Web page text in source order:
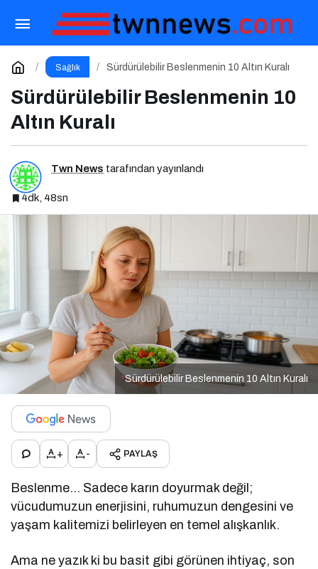
Sağlık Sürdürülebilir Beslenmenin 10 Altın Kuralı
Sürdürülebilir Beslenmenin 10
Altın Kuralı
Twn News tarafından yayınlandı
4dk, 48sn
Sürdürülebilir Beslenmenin 10 Altın Kuralı
+ - PAYLAŞ
Beslenme… Sadece karın doyurmak değil;
vücudumuzun enerjisini, ruhumuzun dengesini ve
yaşam kalitemizi belirleyen en temel alışkanlık.
Ama ne yazık ki bu basit gibi görünen ihtiyaç, son
Ergenlikte Başlayan Sorunlar Yıllar Sonra da
Sizi Takip Ediyorsa Dikkat!
Yorum Yap